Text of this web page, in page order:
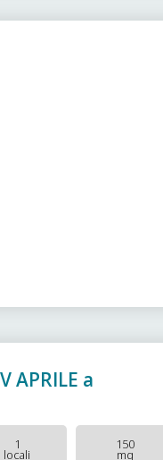
APRILE a
1
locali
150
mq